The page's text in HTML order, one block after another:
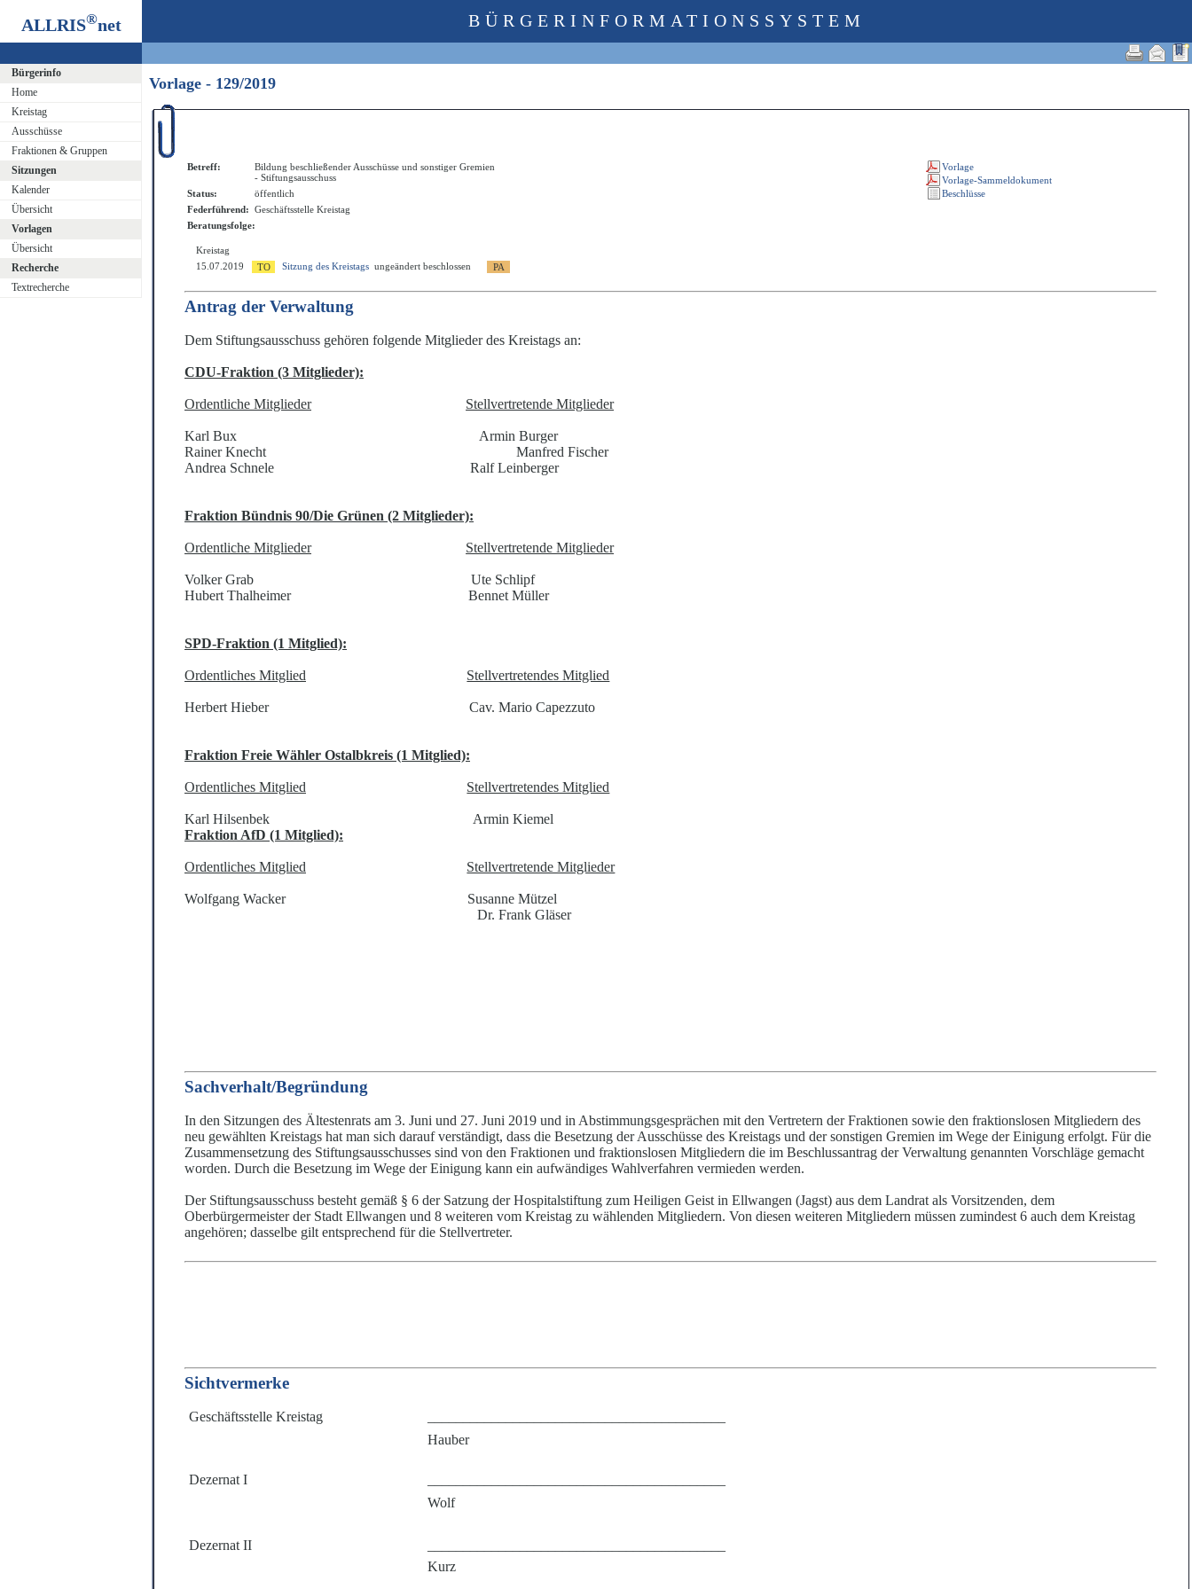
ALLRIS®net
Bürgerinfo
Home
Kreistag
Ausschüsse
Fraktionen & Gruppen
Sitzungen
Kalender
Übersicht
Vorlagen
Übersicht
Recherche
Textrecherche
BÜRGERINFORMATIONSSYSTEM
Vorlage - 129/2019
Betreff:
Bildung beschließender Ausschüsse und sonstiger Gremien
- Stiftungsausschuss
Status:
öffentlich
Federführend: Geschäftsstelle Kreistag
Beratungsfolge:
Kreistag
15.07.2019
Sitzung des Kreistags ungeändert beschlossen
Antrag der Verwaltung
Dem Stiftungsausschuss gehören folgende Mitglieder des Kreistags an:
CDU-Fraktion (3 Mitglieder):
Ordentliche Mitglieder Stellvertretende Mitglieder
Karl Bux
Armin Burger
Rainer Knecht
Manfred Fischer
Andrea Schnele
Ralf Leinberger
Fraktion Bündnis 90/Die Grünen (2 Mitglieder):
Ordentliche Mitglieder Stellvertretende Mitglieder
Volker Grab
Ute Schlipf
Hubert Thalheimer
Bennet Müller
SPD-Fraktion (1 Mitglied):
Ordentliches Mitglied Stellvertretendes Mitglied
Herbert Hieber Cav. Mario Capezzuto
Fraktion Freie Wähler Ostalbkreis (1 Mitglied):
Ordentliches Mitglied Stellvertretendes Mitglied
Karl Hilsenbek
Armin Kiemel
Fraktion AfD (1 Mitglied):
Ordentliches Mitglied Stellvertretende Mitglieder
Wolfgang Wacker
Susanne Mützel
Dr. Frank Gläser
Sachverhalt/Begründung
In den Sitzungen des Ältestenrats am 3. Juni und 27. Juni 2019 und in Abstimmungsgesprächen mit den Vertretern der Fraktionen sowie den fraktionslosen Mitgliedern des
neu gewählten Kreistags hat man sich darauf verständigt, dass die Besetzung der Ausschüsse des Kreistags und der sonstigen Gremien im Wege der Einigung erfolgt. Für die
Zusammensetzung des Stiftungsausschusses sind von den Fraktionen und fraktionslosen Mitgliedern die im Beschlussantrag der Verwaltung genannten Vorschläge gemacht
worden. Durch die Besetzung im Wege der Einigung kann ein aufwändiges Wahlverfahren vermieden werden.
Der Stiftungsausschuss besteht gemäß § 6 der Satzung der Hospitalstiftung zum Heiligen Geist in Ellwangen (Jagst) aus dem Landrat als Vorsitzenden, dem
Oberbürgermeister der Stadt Ellwangen und 8 weiteren vom Kreistag zu wählenden Mitgliedern. Von diesen weiteren Mitgliedern müssen zumindest 6 auch dem Kreistag
angehören; dasselbe gilt entsprechend für die Stellvertreter.
Sichtvermerke
Geschäftsstelle Kreistag
Hauber
Dezernat I
Wolf
Dezernat II
Kurz